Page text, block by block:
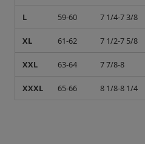
L 59-60 7 1/4-7 3/8
XL 61-62 7 1/2-7 5/8
XXL 63-64 7 7/8-8
XXXL 65-66 8 1/8-8 1/4